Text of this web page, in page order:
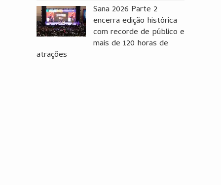
Sana 2026 Parte 2
encerra edição histórica
com recorde de público e
mais de 120 horas de
atrações